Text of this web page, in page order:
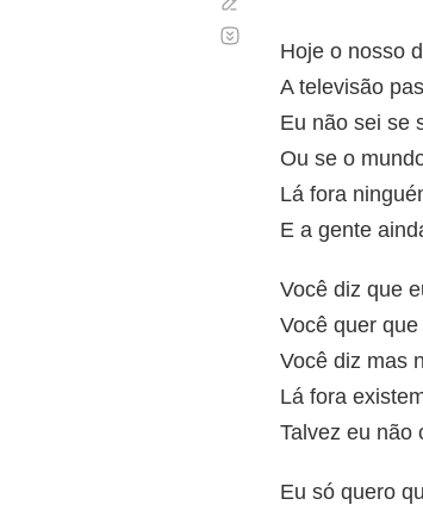
Hoje o nosso
A televisão
Eu não sei se
Ou se o
Lá fora
E a gente
Você diz que
Você quer
Você diz mas
Lá fora
Talvez eu não
Eu só quero
automático